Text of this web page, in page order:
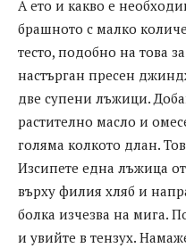
А ето и какво е
брашното с малко
тесто, подобно на това
настърган пресен
две супени лъжици.
растително масло и
голяма колкото длан.
Изсипете една лъжица
върху филия хляб и
болка изчезва на мига.
и увийте в тензух.